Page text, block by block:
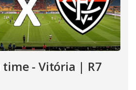
time - Vitória | R7